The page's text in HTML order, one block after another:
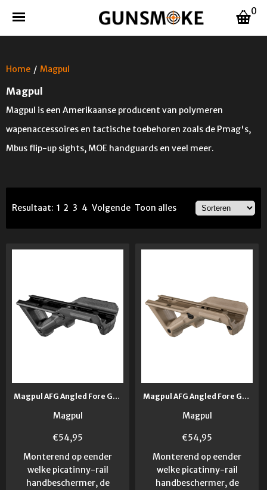
0
Home / Magpul
Magpul
Magpul is een Amerikaanse producent van polymeren
wapenaccessoires en tactische toebehoren zoals de Pmag's,
Mbus flip-up sights, MOE handguards en veel meer.
Resultaat: 1 2 3 4 Volgende Toon alles
Magpul AFG Angled Fore Grip
Magpul
€54,95
Monterend op eender
welke picatinny-rail
handbeschermer, de
Magpul AFG Angled Fore Grip FDE
Magpul
€54,95
Monterend op eender
welke picatinny-rail
handbeschermer, de